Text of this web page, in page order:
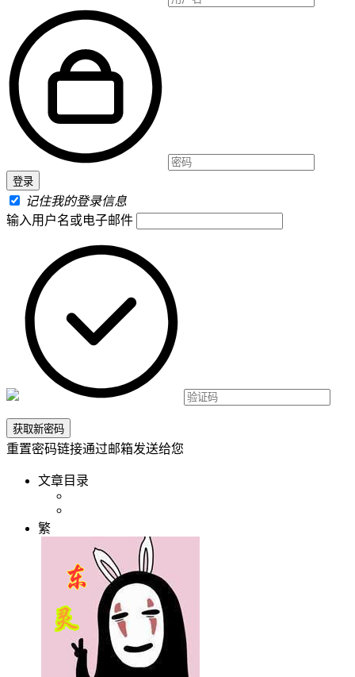
记住我的登录信息
输入用户名或电子邮件
重置密码链接通过邮箱发送给您
文章目录
繁